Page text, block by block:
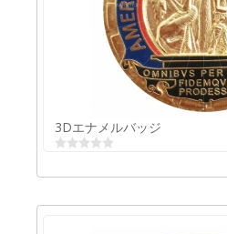
3Dエナメルバッジ